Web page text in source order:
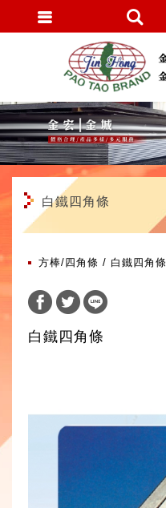
白鐵四角條
方棒/四角條 白鐵四角條
白鐵四角條